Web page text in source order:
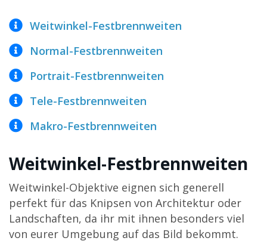
Weitwinkel-Festbrennweiten
Normal-Festbrennweiten
Portrait-Festbrennweiten
Tele-Festbrennweiten
Makro-Festbrennweiten
Weitwinkel-Festbrennweiten
Weitwinkel-Objektive eignen sich generell
perfekt für das Knipsen von Architektur oder
Landschaften, da ihr mit ihnen besonders viel
von eurer Umgebung auf das Bild bekommt.